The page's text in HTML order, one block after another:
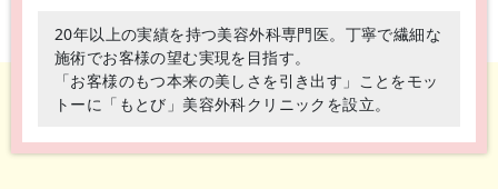
20年以上の実績を持つ美容外科専門医。丁寧で繊細な
施術でお客様の望む実現を目指す。
「お客様のもつ本来の美しさを引き出す」ことをモッ
トーに「もとび」美容外科クリニックを設立。